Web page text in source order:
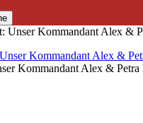
Unser Kommandant Alex &
Kommandant Alex &